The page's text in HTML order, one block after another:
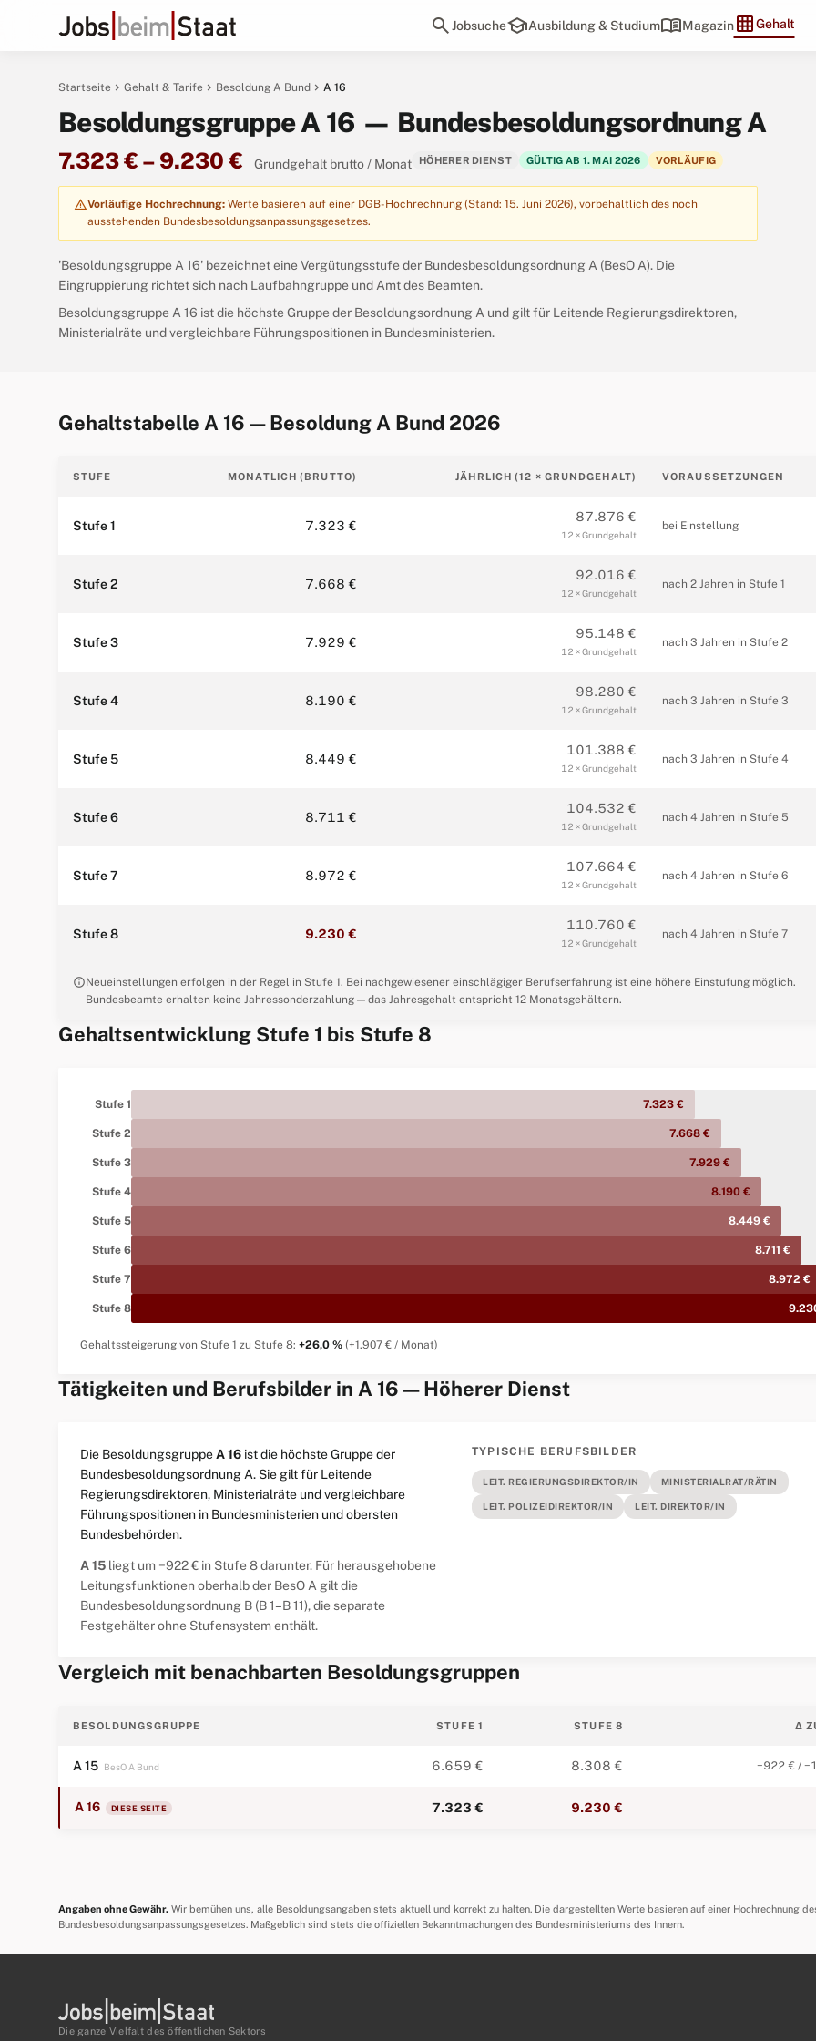
searchJobsucheschoolAusbildung & Studiummenu_bookMagazingrid_onGehalt
Startseite chevron_right Gehalt & Tarife chevron_right Besoldung A Bund chevron_right A 16
Besoldungsgruppe A 16 — Bundesbesoldungsordnung A
7.323 € – 9.230 € Grundgehalt brutto / Monat HÖHERER DIENST GÜLTIG AB 1. MAI 2026 VORLÄUFIG
warningVorläufige Hochrechnung: Werte basieren auf einer DGB-Hochrechnung (Stand: 15. Juni 2026), vorbehaltlich des noch
ausstehenden Bundesbesoldungsanpassungsgesetzes.
'Besoldungsgruppe A 16' bezeichnet eine Vergütungsstufe der Bundesbesoldungsordnung A (BesO A). Die
Eingruppierung richtet sich nach Laufbahngruppe und Amt des Beamten.
Besoldungsgruppe A 16 ist die höchste Gruppe der Besoldungsordnung A und gilt für Leitende Regierungsdirektoren,
Ministerialräte und vergleichbare Führungspositionen in Bundesministerien.
Gehaltstabelle A 16 — Besoldung A Bund 2026
STUFE MONATLICH (BRUTTO) JÄHRLICH (12 × GRUNDGEHALT) VORAUSSETZUNGEN
Stufe 1 7.323 €
87.876 €
12 × Grundgehalt
bei Einstellung
Stufe 2 7.668 €
92.016 €
12 × Grundgehalt
nach 2 Jahren in Stufe 1
Stufe 3 7.929 €
95.148 €
12 × Grundgehalt
nach 3 Jahren in Stufe 2
Stufe 4 8.190 €
98.280 €
12 × Grundgehalt
nach 3 Jahren in Stufe 3
Stufe 5 8.449 €
101.388 €
12 × Grundgehalt
nach 3 Jahren in Stufe 4
Stufe 6 8.711 €
104.532 €
12 × Grundgehalt
nach 4 Jahren in Stufe 5
Stufe 7 8.972 €
107.664 €
12 × Grundgehalt
nach 4 Jahren in Stufe 6
Stufe 8 9.230 €
110.760 €
12 × Grundgehalt
nach 4 Jahren in Stufe 7
infoNeueinstellungen erfolgen in der Regel in Stufe 1. Bei nachgewiesener einschlägiger Berufserfahrung ist eine höhere Einstufung möglich.
Bundesbeamte erhalten keine Jahressonderzahlung — das Jahresgehalt entspricht 12 Monatsgehältern.
Gehaltsentwicklung Stufe 1 bis Stufe 8
Stufe 1 7.323 €
Stufe 2 7.668 €
Stufe 3 7.929 €
Stufe 4 8.190 €
Stufe 5 8.449 €
Stufe 6 8.711 €
Stufe 7 8.972 €
Stufe 8
Gehaltssteigerung von Stufe 1 zu Stufe 8: +26,0 % (+1.907 € / Monat)
Tätigkeiten und Berufsbilder in A 16 — Höherer Dienst
Die Besoldungsgruppe A 16 ist die höchste Gruppe der
Bundesbesoldungsordnung A. Sie gilt für Leitende
Regierungsdirektoren, Ministerialräte und vergleichbare
Führungspositionen in Bundesministerien und obersten
Bundesbehörden.
A 15 liegt um −922 € in Stufe 8 darunter. Für herausgehobene
Leitungsfunktionen oberhalb der BesO A gilt die
Bundesbesoldungsordnung B (B 1–B 11), die separate
Festgehälter ohne Stufensystem enthält.
TYPISCHE BERUFSBILDER
LEIT. REGIERUNGSDIREKTOR/IN MINISTERIALRAT/RÄTIN
LEIT. POLIZEIDIREKTOR/IN LEIT. DIREKTOR/IN
Vergleich mit benachbarten Besoldungsgruppen
BESOLDUNGSGRUPPE STUFE 1 STUFE 8 Δ
A 15 BesO A Bund 6.659 € 8.308 € −922 € /
A 16 DIESE SEITE 7.323 € 9.230 €
Angaben ohne Gewähr. Wir bemühen uns, alle Besoldungsangaben stets aktuell und korrekt zu halten. Die dargestellten Werte basieren auf einer Hochrechnung
Bundesbesoldungsanpassungsgesetzes. Maßgeblich sind stets die offiziellen Bekanntmachungen des Bundesministeriums des Innern.
Die ganze Vielfalt des öffentlichen Sektors